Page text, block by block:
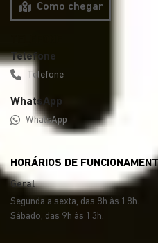
Como chegar
Telefone
Telefone
WhatsApp
WhatsApp
HORÁRIOS DE
Geral
Segunda a sexta, das 8h às 18h.
Sábado, das 9h às 13h.